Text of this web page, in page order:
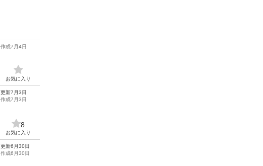
作成7月4日
お気に入り
更新7月3日
作成7月3日
8
お気に入り
更新6月30日
作成6月30日